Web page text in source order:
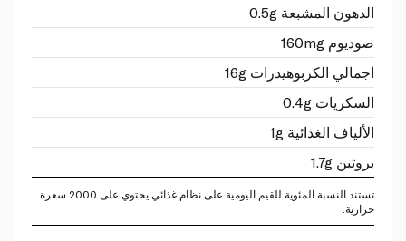
الدهون المشبعة 0.5g
صوديوم 160mg
اجمالي الكربوهيدرات 16g
السكريات 0.4g
الألياف الغذائية 1g
بروتين 1.7g
تستند النسبة المئوية للقيم اليومية على نظام غذائي يحتوي على 2000 سعرة
حرارية.